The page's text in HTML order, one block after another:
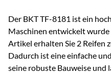
Der BKT TF-8181 ist ein
Maschinen entwickelt
Artikel erhalten Sie 2 Reifen
Dadurch ist eine einfache
seine robuste Bauweise und